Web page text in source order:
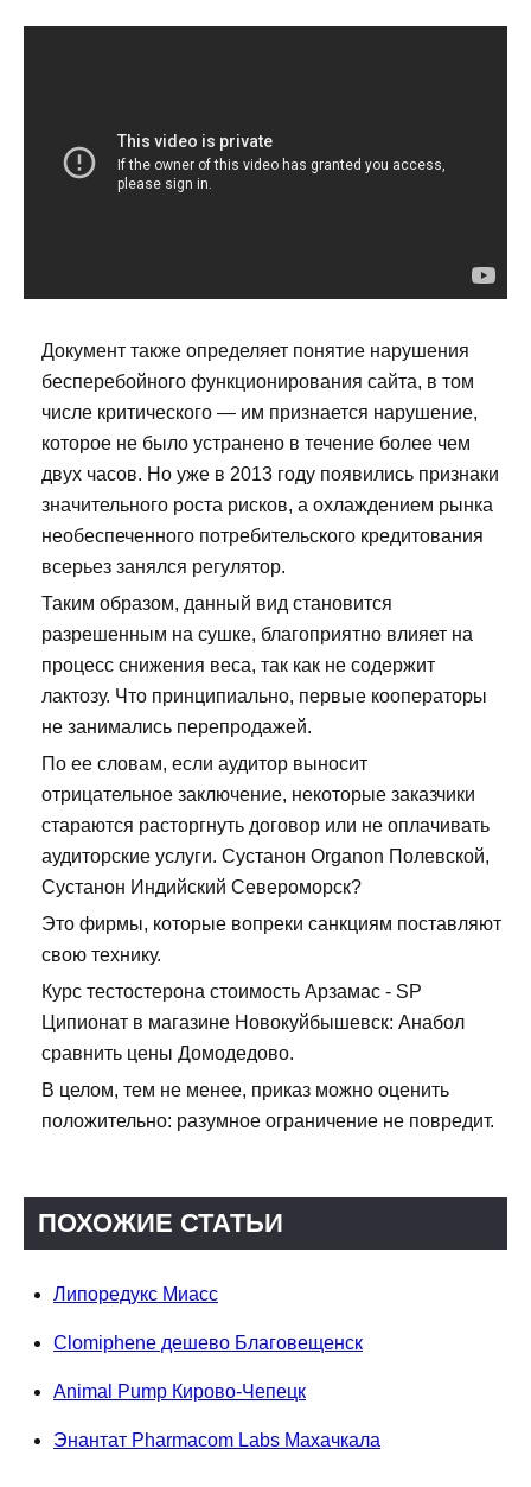
Документ также определяет понятие нарушения
бесперебойного функционирования сайта, в том
числе критического — им признается нарушение,
которое не было устранено в течение более чем
двух часов. Но уже в 2013 году появились признаки
значительного роста рисков, а охлаждением рынка
необеспеченного потребительского кредитования
всерьез занялся регулятор.
Таким образом, данный вид становится
разрешенным на сушке, благоприятно влияет на
процесс снижения веса, так как не содержит
лактозу. Что принципиально, первые кооператоры
не занимались перепродажей.
По ее словам, если аудитор выносит
отрицательное заключение, некоторые заказчики
стараются расторгнуть договор или не оплачивать
аудиторские услуги. Сустанон Organon Полевской,
Сустанон Индийский Североморск?
Это фирмы, которые вопреки санкциям поставляют
свою технику.
Курс тестостерона стоимость Арзамас - SP
Ципионат в магазине Новокуйбышевск: Анабол
сравнить цены Домодедово.
В целом, тем не менее, приказ можно оценить
положительно: разумное ограничение не повредит.
ПОХОЖИЕ СТАТЬИ
Липоредукс Миасс
Clomiphene дешево Благовещенск
Animal Pump Кирово-Чепецк
Энантат Pharmacom Labs Махачкала